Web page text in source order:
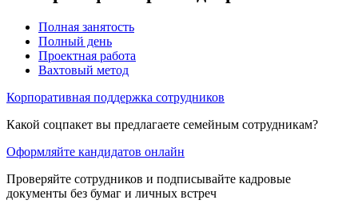
Полная занятость
Полный день
Проектная работа
Вахтовый метод
Корпоративная поддержка сотрудников
Какой соцпакет вы предлагаете семейным сотрудникам?
Оформляйте кандидатов онлайн
Проверяйте сотрудников и подписывайте кадровые
документы без бумаг и личных встреч